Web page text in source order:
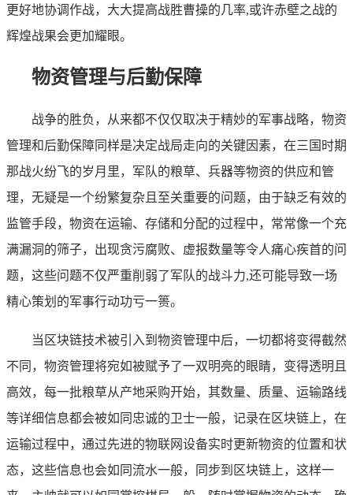
更好地协调作战，大大提高战胜曹操的几率,或许赤壁之战的
辉煌战果会更加耀眼。
物资管理与后勤保障
战争的胜负，从来都不仅仅取决于精妙的军事战略，物资
管理和后勤保障同样是决定战局走向的关键因素，在三国时期
那战火纷飞的岁月里，军队的粮草、兵器等物资的供应和管
理，无疑是一个纷繁复杂且至关重要的问题，由于缺乏有效的
监管手段，物资在运输、存储和分配的过程中，常常像一个充
满漏洞的筛子，出现贪污腐败、虚报数量等令人痛心疾首的问
题，这些问题不仅严重削弱了军队的战斗力,还可能导致一场
精心策划的军事行动功亏一篑。
当区块链技术被引入到物资管理中后，一切都将变得截然
不同，物资管理将宛如被赋予了一双明亮的眼睛，变得透明且
高效，每一批粮草从产地采购开始，其数量、质量、运输路线
等详细信息都会被如同忠诚的卫士一般，记录在区块链上，在
运输过程中，通过先进的物联网设备实时更新物资的位置和状
态，这些信息也会如同流水一般，同步到区块链上，这样一